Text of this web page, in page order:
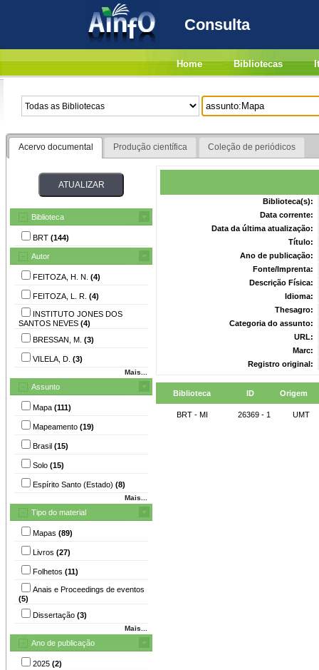
Consulta
Home Bibliotecas
Acervo documental Produção científica Coleção de periódicos
Biblioteca
BRT (144)
Autor
FEITOZA, H. N. (4)
FEITOZA, L. R. (4)
INSTITUTO JONES DOS
SANTOS NEVES (4)
BRESSAN, M. (3)
VILELA, D. (3)
Mais...
Assunto
Mapa (111)
Mapeamento (19)
Brasil (15)
Solo (15)
Espírito Santo (Estado) (8)
Mais...
Tipo do material
Mapas (89)
Livros (27)
Folhetos (11)
Anais e Proceedings de eventos
(5)
Dissertação (3)
Mais...
Ano de publicação
2025 (2)
Biblioteca(s):
Data corrente:
Data da última atualização:
Título:
Ano de publicação:
Fonte/Imprenta:
Descrição Física:
Idioma:
Thesagro:
Categoria do assunto:
URL:
Marc:
Registro original:
Biblioteca ID Origem
BRT - MI 26369 - 1 UMT